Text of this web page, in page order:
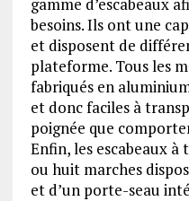
besoins. Ils ont une
et disposent de
plateforme. Tous les
fabriqués en
et donc faciles à
poignée que
Enfin, les escabeaux à
ou huit marches
et d’un porte-seau